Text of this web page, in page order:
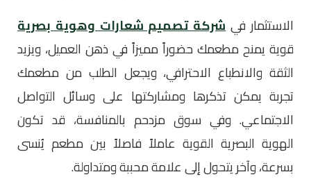
الاستثمار فيشركة تصميم شعارات وهوية بصرية
قوية يمنح مطعمك حضوراً مميزاً في ذهن العميل، ويزيد
الثقة والانطباع الاحترافي، ويجعل الطلب من مطعمك
تجربة يمكن تذكرها ومشاركتها على وسائل التواصل
الاجتماعي. وفي سوق مزدحم بالمنافسة، قد تكون
الهوية البصرية القوية عاملاً فاصلاً بين مطعم يُنسى
بسرعة، وآخر يتحول إلى علامة محببة ومتداولة.